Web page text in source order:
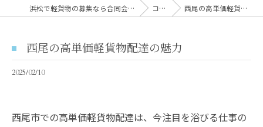
浜松で軽貨物の募集なら合同会社グラッツェ運送 コラム 西尾の高単価軽貨物配達の魅力
西尾の高単価軽貨物配達の魅力
2025/02/10
西尾市での高単価軽貨物配達は、今注目を浴びる仕事の